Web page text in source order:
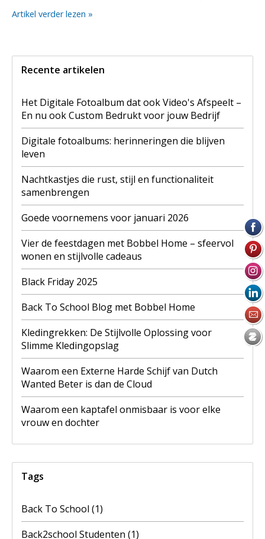
Artikel verder lezen »
Recente artikelen
Het Digitale Fotoalbum dat ook Video's Afspeelt –
En nu ook Custom Bedrukt voor jouw Bedrijf
Digitale fotoalbums: herinneringen die blijven
leven
Nachtkastjes die rust, stijl en functionaliteit
samenbrengen
Goede voornemens voor januari 2026
Vier de feestdagen met Bobbel Home – sfeervol
wonen en stijlvolle cadeaus
Black Friday 2025
Back To School Blog met Bobbel Home
Kledingrekken: De Stijlvolle Oplossing voor
Slimme Kledingopslag
Waarom een Externe Harde Schijf van Dutch
Wanted Beter is dan de Cloud
Waarom een kaptafel onmisbaar is voor elke
vrouw en dochter
Tags
Back To School (1)
Back2school Studenten (1)